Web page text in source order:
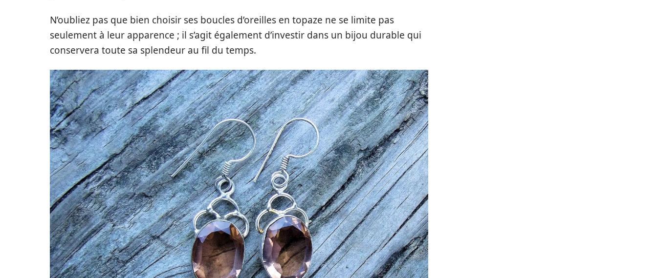
N’oubliez pas que bien choisir ses boucles d’oreilles en topaze ne se limite pas
seulement à leur apparence ; il s’agit également d’investir dans un bijou durable qui
conservera toute sa splendeur au fil du temps.